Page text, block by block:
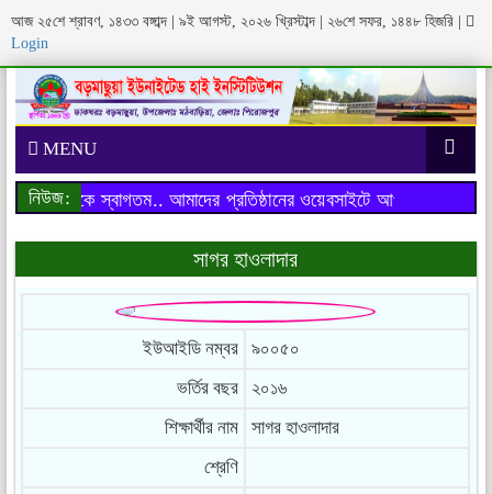
আজ ২৫শে শ্রাবণ, ১৪৩৩ বঙ্গাব্দ | ৯ই আগস্ট, ২০২৬ খ্রিস্টাব্দ | ২৬শে সফর, ১৪৪৮ হিজরি
Login
MENU
নিউজ: আমাদের প্রতিষ্ঠানের ওয়েবসাইটে আপনাকে স্বাগতম..
আপনাকে স্বাগতম..
সাগর হাওলাদার
ইউআইডি নম্বর
৯০০৫০
ভর্তির বছর
২০১৬
শিক্ষার্থীর নাম
সাগর হাওলাদার
শ্রেণি